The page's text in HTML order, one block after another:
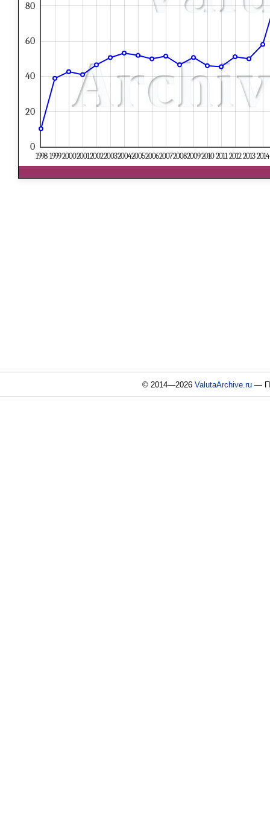
1998 199920002001200220032004200520062007200820092010 2011 2012 2013 2014
0
20
40
60
80
© 2014—2026ValutaArchive.ru —